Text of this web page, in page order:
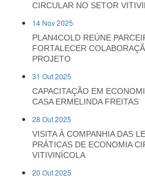
CIRCULAR NO SETOR
14 Nov 2025
PLAN4COLD REÚNE
FORTALECER
PROJETO
31 Out 2025
CAPACITAÇÃO EM
CASA ERMELINDA FREITAS
28 Out 2025
VISITA À COMPANHIA DAS
PRÁTICAS DE ECONOMIA
VITIVINÍCOLA
20 Out 2025